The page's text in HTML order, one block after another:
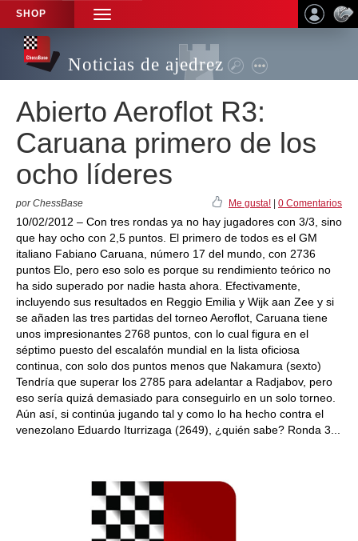
SHOP
TOGGLE
NAVIGATION
Noticias de ajedrez
Abierto Aeroflot R3:
Caruana primero de los
ocho líderes
por ChessBase Me gusta! 0 Comentarios
10/02/2012 – Con tres rondas ya no hay jugadores con 3/3, sino
que hay ocho con 2,5 puntos. El primero de todos es el GM
italiano Fabiano Caruana, número 17 del mundo, con 2736
puntos Elo, pero eso solo es porque su rendimiento teórico no
ha sido superado por nadie hasta ahora. Efectivamente,
incluyendo sus resultados en Reggio Emilia y Wijk aan Zee y si
se añaden las tres partidas del torneo Aeroflot, Caruana tiene
unos impresionantes 2768 puntos, con lo cual figura en el
séptimo puesto del escalafón mundial en la lista oficiosa
continua, con solo dos puntos menos que Nakamura (sexto)
Tendría que superar los 2785 para adelantar a Radjabov, pero
eso sería quizá demasiado para conseguirlo en un solo torneo.
Aún así, si continúa jugando tal y como lo ha hecho contra el
venezolano Eduardo Iturrizaga (2649), ¿quién sabe? Ronda 3...